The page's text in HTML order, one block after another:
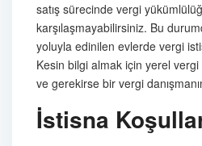
satış sürecinde vergi
karşılaşmayabilirsiniz. Bu
yoluyla edinilen evlerde vergi
Kesin bilgi almak için yerel vergi
ve gerekirse bir vergi
İstisna